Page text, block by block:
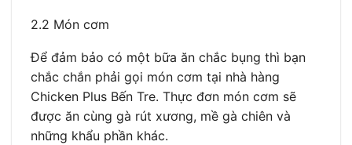
2.2 Món cơm
Để đảm bảo có một bữa ăn chắc bụng thì bạn
chắc chắn phải gọi món cơm tại nhà hàng
Chicken Plus Bến Tre. Thực đơn món cơm sẽ
được ăn cùng gà rút xương, mề gà chiên và
những khẩu phần khác.